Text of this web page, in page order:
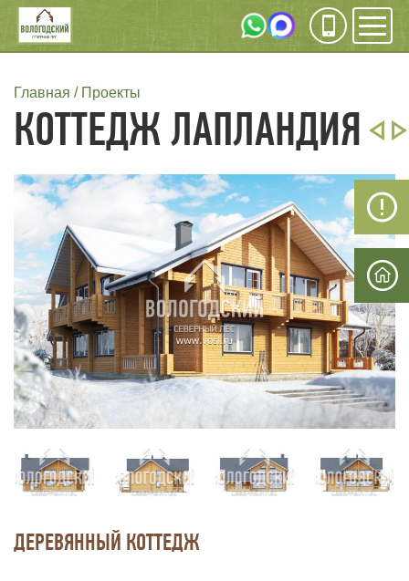
Инфо
СТРОКА
НАВИГАЦИИ
Главная Проекты
КОТТЕДЖ ЛАПЛАНДИЯ
ДЕРЕВЯННЫЙ КОТТЕДЖ